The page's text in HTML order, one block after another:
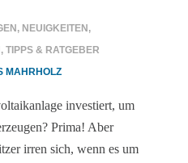
, NEUIGKEITEN ,
, TIPPS & RATGEBER
MAHRHOLZ
investiert, um
Prima! Aber
irren sich, wenn es um